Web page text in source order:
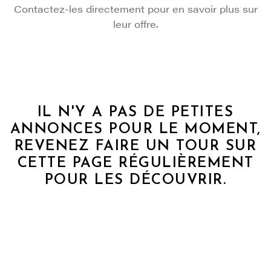
Contactez-les directement pour en savoir plus sur
leur offre.
IL N'Y A PAS DE PETITES
ANNONCES POUR LE MOMENT,
REVENEZ FAIRE UN TOUR SUR
CETTE PAGE RÉGULIÈREMENT
POUR LES DÉCOUVRIR.